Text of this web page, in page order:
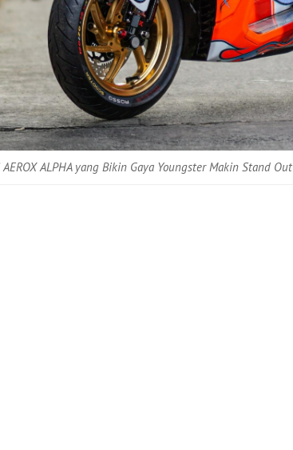
ALPHA yang Bikin Gaya Youngster Makin Stand Out